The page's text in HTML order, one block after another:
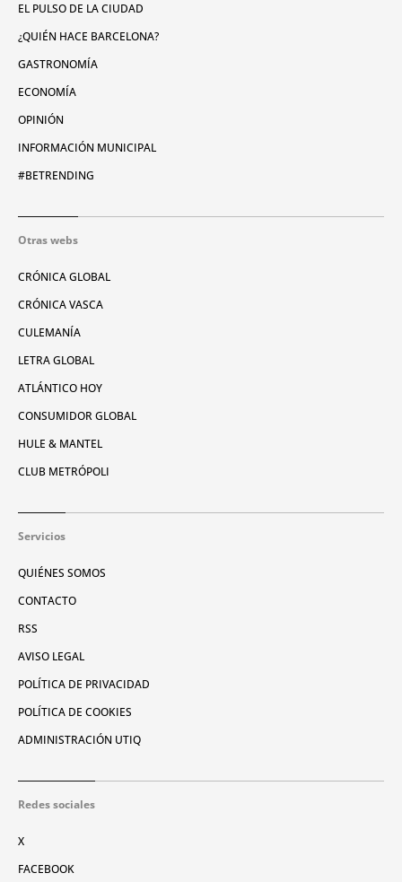
EL PULSO DE LA CIUDAD
¿QUIÉN HACE BARCELONA?
GASTRONOMÍA
ECONOMÍA
OPINIÓN
INFORMACIÓN MUNICIPAL
#BETRENDING
Otras webs
CRÓNICA GLOBAL
CRÓNICA VASCA
CULEMANÍA
LETRA GLOBAL
ATLÁNTICO HOY
CONSUMIDOR GLOBAL
HULE & MANTEL
CLUB METRÓPOLI
Servicios
QUIÉNES SOMOS
CONTACTO
RSS
AVISO LEGAL
POLÍTICA DE PRIVACIDAD
POLÍTICA DE COOKIES
ADMINISTRACIÓN UTIQ
Redes sociales
X
FACEBOOK